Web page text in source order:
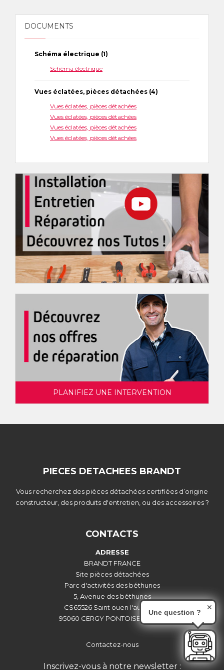
DOCUMENTS
Schéma électrique (1)
Schéma électrique
Vues éclatées, pièces détachées (4)
Vues éclatées, pièces détachées
Vues éclatées, pièces détachées
Vues éclatées, pièces détachées
Vues éclatées, pièces détachées
PLANIFIEZ UNE INTERVENTION
PIECES DETACHEES BRANDT
Vous recherchez des pièces détachées certifiées d’origine
constructeur, des produits d'entretien, ou des accessoires ?
CONTACTS
ADRESSE
BRANDT FRANCE
Site pièces détachées
Parc d'activités des béthunes
5, Avenue des béthunes
CS65526 Saint ouen l'aumône
95060 CERGY PONTOISE CEDEX
Contactez-nous
Inscrivez-vous à notre newsletter :
Une question ?
✕